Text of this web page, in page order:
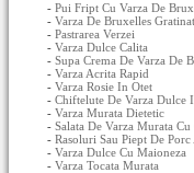
- Pui Fript Cu Varza De
- Varza De Bruxelles
- Pastrarea Verzei
- Varza Dulce Calita
- Supa Crema De Varza De
- Varza Acrita Rapid
- Varza Rosie In Otet
- Chiftelute De Varza Dulce I
- Varza Murata Dietetic
- Salata De Varza Murata
- Rasoluri Sau Piept De
- Varza Dulce Cu Maioneza
- Varza Tocata Murata